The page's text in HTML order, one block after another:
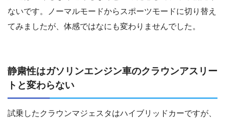
ないです。ノーマルモードからスポーツモードに切り替え
てみましたが、体感ではなにも変わりませんでした。
静粛性はガソリンエンジン車のクラウンアスリー
トと変わらない
試乗したクラウンマジェスタはハイブリッドカーですが、